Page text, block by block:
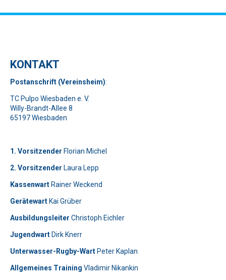
KONTAKT
Postanschrift (Vereinsheim):
TC Pulpo Wiesbaden e. V.
Willy-Brandt-Allee 8
65197 Wiesbaden
1. Vorsitzender Florian Michel
2. Vorsitzender Laura Lepp
Bitte lasse dieses Feld leer.
Kassenwart Rainer Weckend
Gerätewart Kai Grüber
Telefon: 0179-5300111
Ausbildungsleiter Christoph Eichler
Jugendwart Dirk Knerr
Unterwasser-Rugby-Wart Peter Kaplan
Allgemeines Training Vladimir Nikankin